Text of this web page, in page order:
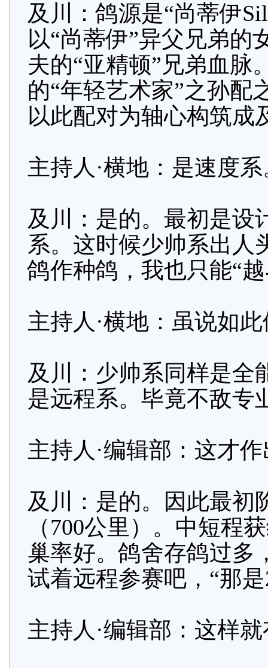
及川：鸽源是“尚蒂伊
以“尚蒂伊”异父兄弟的
夫的“亚精顿”兄弟血脉
的“年轻艺术家”之孙配
以此配对为轴心构筑成
主持人·横地：是速度
及川：是的。最初是设
系。这时候少帅系出人
鸽作种鸽，我也只能“
主持人·横地：虽说如
及川：少帅系同样是全
是远程系。毕竟不敌专
主持人·编辑部：这才
及川：是的。因此最初
（700公里）。中短程
巢率好。鸽舍存鸽过多
试着远程参赛吧，“那
主持人·编辑部：这样